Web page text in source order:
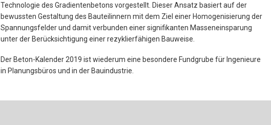
Technologie des Gradientenbetons vorgestellt. Dieser Ansatz basiert auf der
bewussten Gestaltung des Bauteilinnern mit dem Ziel einer Homogenisierung der
Spannungsfelder und damit verbunden einer signifikanten Masseneinsparung
unter der Berücksichtigung einer rezyklierfähigen Bauweise.
Der Beton-Kalender 2019 ist wiederum eine besondere Fundgrube für Ingenieure
in Planungsbüros und in der Bauindustrie.